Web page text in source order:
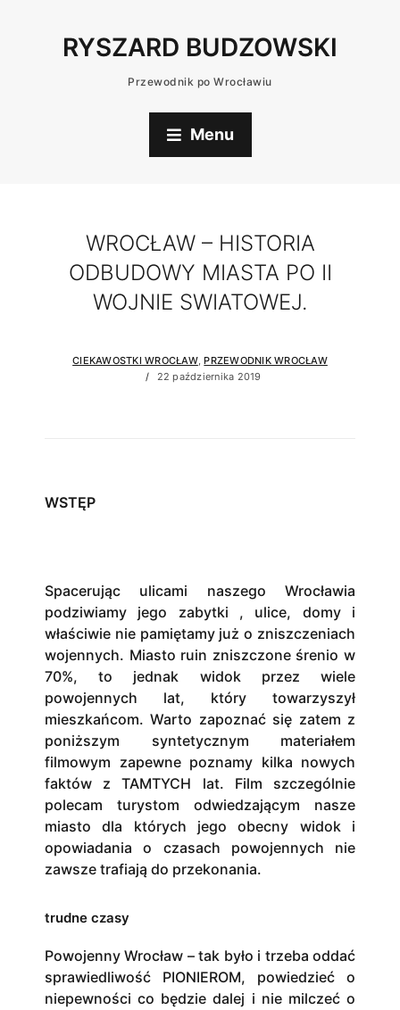
RYSZARD BUDZOWSKI
Przewodnik po Wrocławiu
Menu
WROCŁAW – HISTORIA
ODBUDOWY MIASTA PO II
WOJNIE SWIATOWEJ.
CIEKAWOSTKI WROCŁAW,PRZEWODNIK WROCŁAW
22 października 2019
WSTĘP
Spacerując ulicami naszego Wrocławia
podziwiamy jego zabytki , ulice, domy i
właściwie nie pamiętamy już o zniszczeniach
wojennych. Miasto ruin zniszczone śrenio w
70%, to jednak widok przez wiele
powojennych lat, który towarzyszył
mieszkańcom. Warto zapoznać się zatem z
poniższym syntetycznym materiałem
filmowym zapewne poznamy kilka nowych
faktów z TAMTYCH lat. Film szczególnie
polecam turystom odwiedzającym nasze
miasto dla których jego obecny widok i
opowiadania o czasach powojennych nie
zawsze trafiają do przekonania.
trudne czasy
Powojenny Wrocław – tak było i trzeba oddać
sprawiedliwość PIONIEROM, powiedzieć o
niepewności co będzie dalej i nie milczeć o